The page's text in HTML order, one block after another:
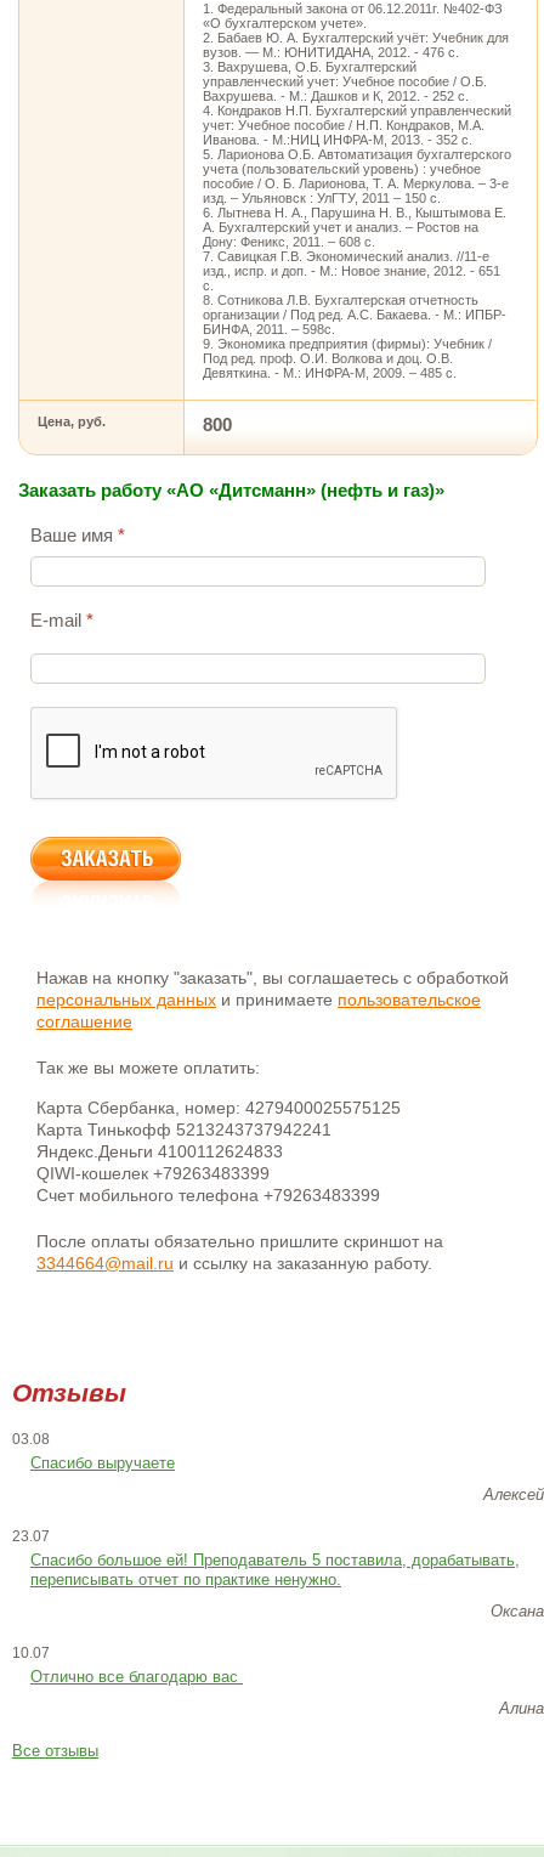
1. Федеральный закона от 06.12.2011г. №402-ФЗ
«О бухгалтерском учете».
2. Бабаев Ю. А. Бухгалтерский учёт: Учебник для
вузов. — М.: ЮНИТИДАНА, 2012. - 476 с.
3. Вахрушева, О.Б. Бухгалтерский
управленческий учет: Учебное пособие / О.Б.
Вахрушева. - М.: Дашков и К, 2012. - 252 c.
4. Кондраков Н.П. Бухгалтерский управленческий
учет: Учебное пособие / Н.П. Кондраков, М.А.
Иванова. - М.:НИЦ ИНФРА-М, 2013. - 352 c.
5. Ларионова О.Б. Автоматизация бухгалтерского
учета (пользовательский уровень) : учебное
пособие / О. Б. Ларионова, Т. А. Меркулова. – 3-е
изд. – Ульяновск : УлГТУ, 2011 – 150 c.
6. Лытнева Н. А., Парушина Н. В., Кыштымова Е.
А. Бухгалтерский учет и анализ. – Ростов на
Дону: Феникс, 2011. – 608 с.
7. Савицкая Г.В. Экономический анализ. //11-е
изд., испр. и доп. - М.: Новое знание, 2012. - 651
с.
8. Сотникова Л.В. Бухгалтерская отчетность
организации / Под ред. А.С. Бакаева. - М.: ИПБР-
БИНФА, 2011. – 598с.
9. Экономика предприятия (фирмы): Учебник /
Под ред. проф. О.И. Волкова и доц. О.В.
Девяткина. - М.: ИНФРА-М, 2009. – 485 с.
Цена, руб. 800
Заказать работу «АО «Дитсманн» (нефть и газ)»
Ваше имя *
E-mail *
Нажав на кнопку "заказать", вы соглашаетесь с обработкой
персональных данных и принимаете пользовательское
соглашение
Так же вы можете оплатить:
Карта Сбербанка, номер: 4279400025575125
Карта Тинькофф 5213243737942241
Яндекс.Деньги 4100112624833
QIWI-кошелек +79263483399
Счет мобильного телефона +79263483399
После оплаты обязательно пришлите скриншот на
3344664@mail.ru и ссылку на заказанную работу.
Отзывы
03.08
Спасибо выручаете
Алексей
23.07
Cпасибо большое ей! Преподаватель 5 поставила, дорабатывать,
переписывать отчет по практике ненужно.
Оксана
10.07
Отлично все благодарю вас
Алина
Все отзывы